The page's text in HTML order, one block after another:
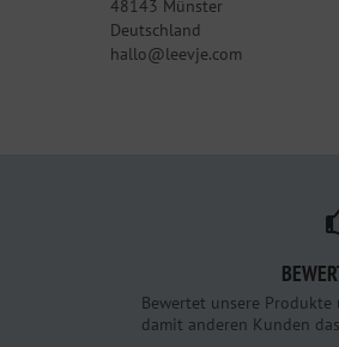
48143 Münster
Deutschland
hallo@leevje.com
Bewertet unsere
damit anderen Kunden